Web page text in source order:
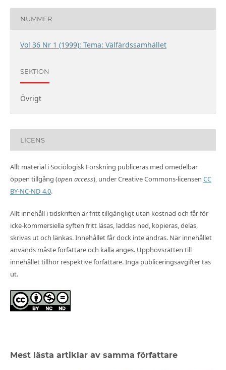
NUMMER
Vol 36 Nr 1 (1999): Tema: Välfärdssamhället
SEKTION
Övrigt
LICENS
Allt material i Sociologisk Forskning publiceras med omedelbar
öppen tillgång (open access), under Creative Commons-licensen CC
BY-NC-ND 4.0.
Allt innehåll i tidskriften är fritt tillgängligt utan kostnad och får för
icke-kommersiella syften fritt läsas, laddas ned, kopieras, delas,
skrivas ut och länkas. Innehållet får dock inte ändras. När innehållet
används måste författare och källa anges. Upphovsrätten till
innehållet tillhör respektive författare. Inga publiceringsavgifter tas
ut.
Mest lästa artiklar av samma författare